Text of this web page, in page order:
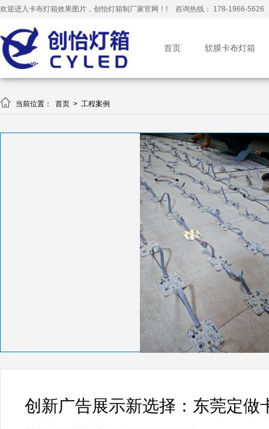
欢迎进入卡布灯箱效果图片，创怡灯箱制厂家官网！! 咨询热线： 178-1966-5626
首页 软膜卡布灯箱
 当前位置： 首页 > 工程案例
创新广告展示新选择：东莞定做